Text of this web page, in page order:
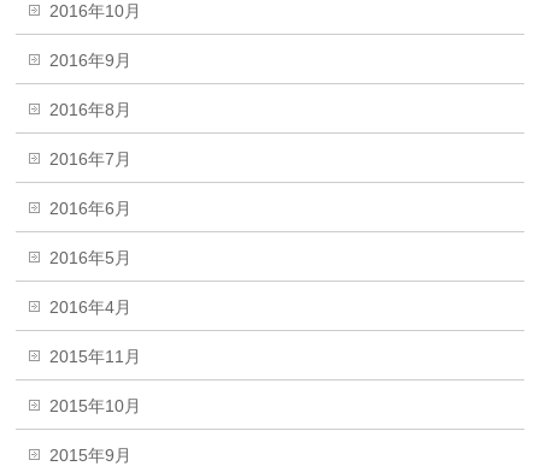
2016年10月
2016年9月
2016年8月
2016年7月
2016年6月
2016年5月
2016年4月
2015年11月
2015年10月
2015年9月